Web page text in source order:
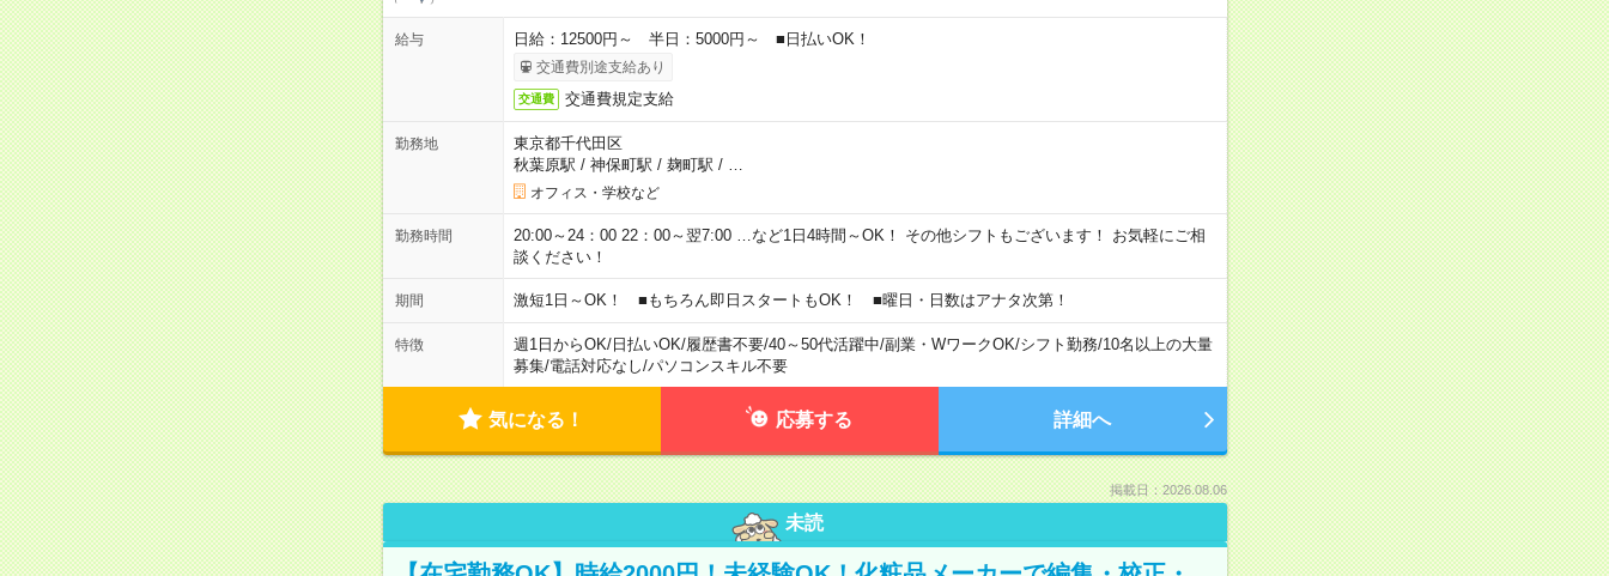
給与 日給：12500円～ 半日：5000円～ ■日払いOK！
交通費別途支給あり
交通費 交通費規定支給
勤務地
東京都千代田区
秋葉原駅 / 神保町駅 / 麹町駅 /
オフィス・学校など
勤務時間
20:00～24：00 22：00～翌7:00 …など1日4時間～OK！ その他シフトもございます！ お気軽にご相
談ください！
期間 激短1日～OK！ ■もちろん即日スタートもOK！ ■曜日・日数はアナタ次第！
特徴 週1日からOK/日払いOK/履歴書不要/40～50代活躍中/副業・WワークOK/シフト勤務/10名以上の大量
募集/電話対応なし/パソコンスキル不要
気になる！ 応募する 詳細へ
掲載日：2026.08.06
未読